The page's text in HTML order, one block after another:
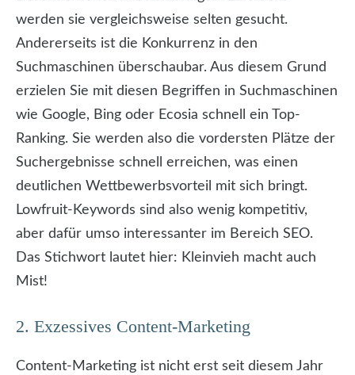
werden sie vergleichsweise selten gesucht.
Andererseits ist die Konkurrenz in den
Suchmaschinen überschaubar. Aus diesem Grund
erzielen Sie mit diesen Begriffen in Suchmaschinen
wie Google, Bing oder Ecosia schnell ein Top-
Ranking. Sie werden also die vordersten Plätze der
Suchergebnisse schnell erreichen, was einen
deutlichen Wettbewerbsvorteil mit sich bringt.
Lowfruit-Keywords sind also wenig kompetitiv,
aber dafür umso interessanter im Bereich SEO.
Das Stichwort lautet hier: Kleinvieh macht auch
Mist!
2. Exzessives Content-Marketing
Content-Marketing ist nicht erst seit diesem Jahr